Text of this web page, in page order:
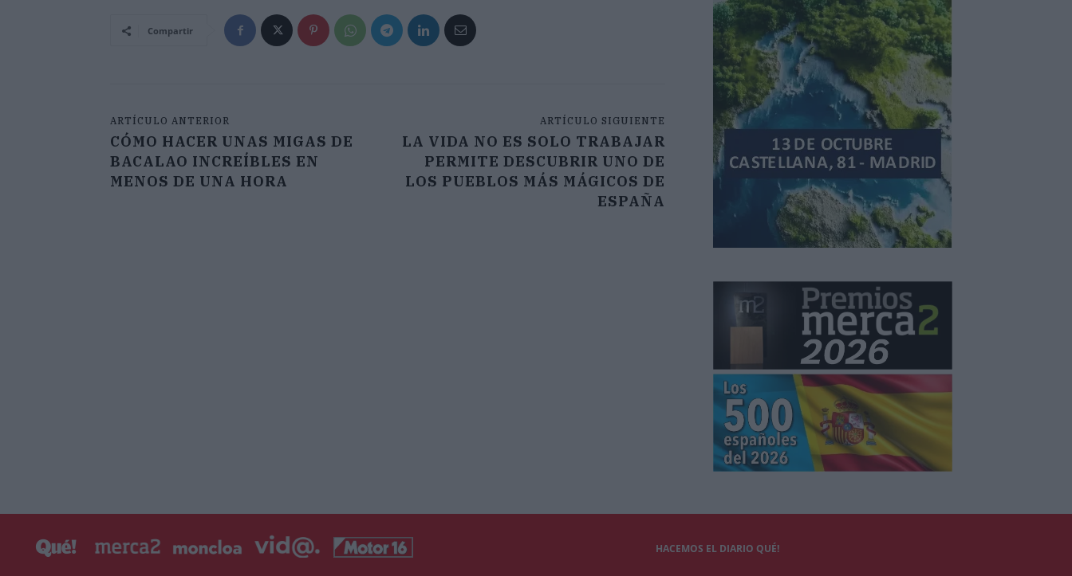
Compartir
ARTÍCULO ANTERIOR
CÓMO HACER UNAS MIGAS DE
BACALAO INCREÍBLES EN
MENOS DE UNA HORA
ARTÍCULO SIGUIENTE
LA VIDA NO ES SOLO TRABAJAR
PERMITE DESCUBRIR UNO DE
LOS PUEBLOS MÁS MÁGICOS DE
ESPAÑA
HACEMOS EL DIARIO QUÉ!